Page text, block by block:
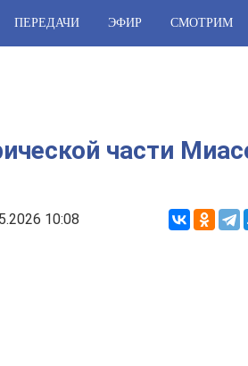
ПЕРЕДАЧИ ЭФИР СМОТРИМ
части
10:08